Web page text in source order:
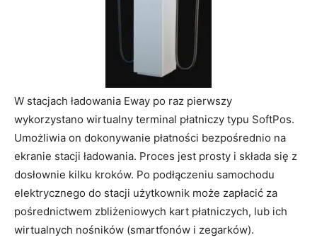
W stacjach ładowania Eway po raz pierwszy
wykorzystano wirtualny terminal płatniczy typu SoftPos.
Umożliwia on dokonywanie płatności bezpośrednio na
ekranie stacji ładowania. Proces jest prosty i składa się z
dosłownie kilku kroków. Po podłączeniu samochodu
elektrycznego do stacji użytkownik może zapłacić za
pośrednictwem zbliżeniowych kart płatniczych, lub ich
wirtualnych nośników (smartfonów i zegarków).